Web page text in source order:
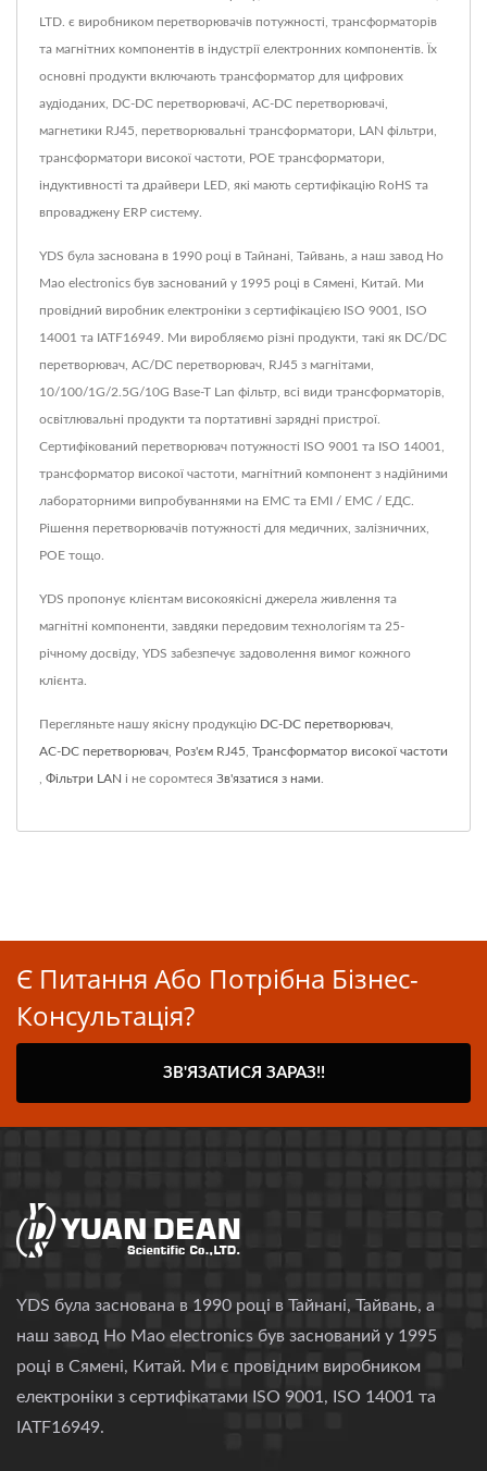
LTD. є виробником перетворювачів потужності, трансформаторів
та магнітних компонентів в індустрії електронних компонентів. Їх
основні продукти включають трансформатор для цифрових
аудіоданих, DC-DC перетворювачі, AC-DC перетворювачі,
магнетики RJ45, перетворювальні трансформатори, LAN фільтри,
трансформатори високої частоти, POE трансформатори,
індуктивності та драйвери LED, які мають сертифікацію RoHS та
впроваджену ERP систему.
YDS була заснована в 1990 році в Тайнані, Тайвань, а наш завод Ho
Mao electronics був заснований у 1995 році в Сямені, Китай. Ми
провідний виробник електроніки з сертифікацією ISO 9001, ISO
14001 та IATF16949. Ми виробляємо різні продукти, такі як DC/DC
перетворювач, AC/DC перетворювач, RJ45 з магнітами,
10/100/1G/2.5G/10G Base-T Lan фільтр, всі види трансформаторів,
освітлювальні продукти та портативні зарядні пристрої.
Сертифікований перетворювач потужності ISO 9001 та ISO 14001,
трансформатор високої частоти, магнітний компонент з надійними
лабораторними випробуваннями на ЕМС та ЕМІ / ЕМС / ЕДС.
Рішення перетворювачів потужності для медичних, залізничних,
POE тощо.
YDS пропонує клієнтам високоякісні джерела живлення та
магнітні компоненти, завдяки передовим технологіям та 25-
річному досвіду, YDS забезпечує задоволення вимог кожного
клієнта.
Перегляньте нашу якісну продукцію DC-DC перетворювач
AC-DC перетворювач Роз'єм RJ45 Трансформатор високої частоти
Фільтри LAN і не соромтеся Зв'язатися з нами
Є Питання Або Потрібна Бізнес-
Консультація?
ЗВ'ЯЗАТИСЯ ЗАРАЗ!!
YDS була заснована в 1990 році в Тайнані, Тайвань, а
наш завод Ho Mao electronics був заснований у 1995
році в Сямені, Китай. Ми є провідним виробником
електроніки з сертифікатами ISO 9001, ISO 14001 та
IATF16949.